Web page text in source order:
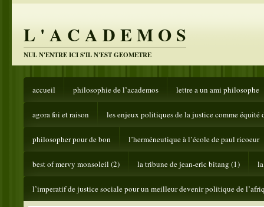
L ' A C A D E M O S
NUL N'ENTRE ICI S'IL N'EST GEOMETRE
accueil philosophie de l’academos lettre a un ami philosophe
agora foi et raison les enjeux politiques de la justice comme équité
philosopher pour de bon l’herméneutique à l’école de paul ricoeur
best of mervy monsoleil (2) la tribune de jean-eric bitang (1)
l’imperatif de justice sociale pour un meilleur devenir politique de